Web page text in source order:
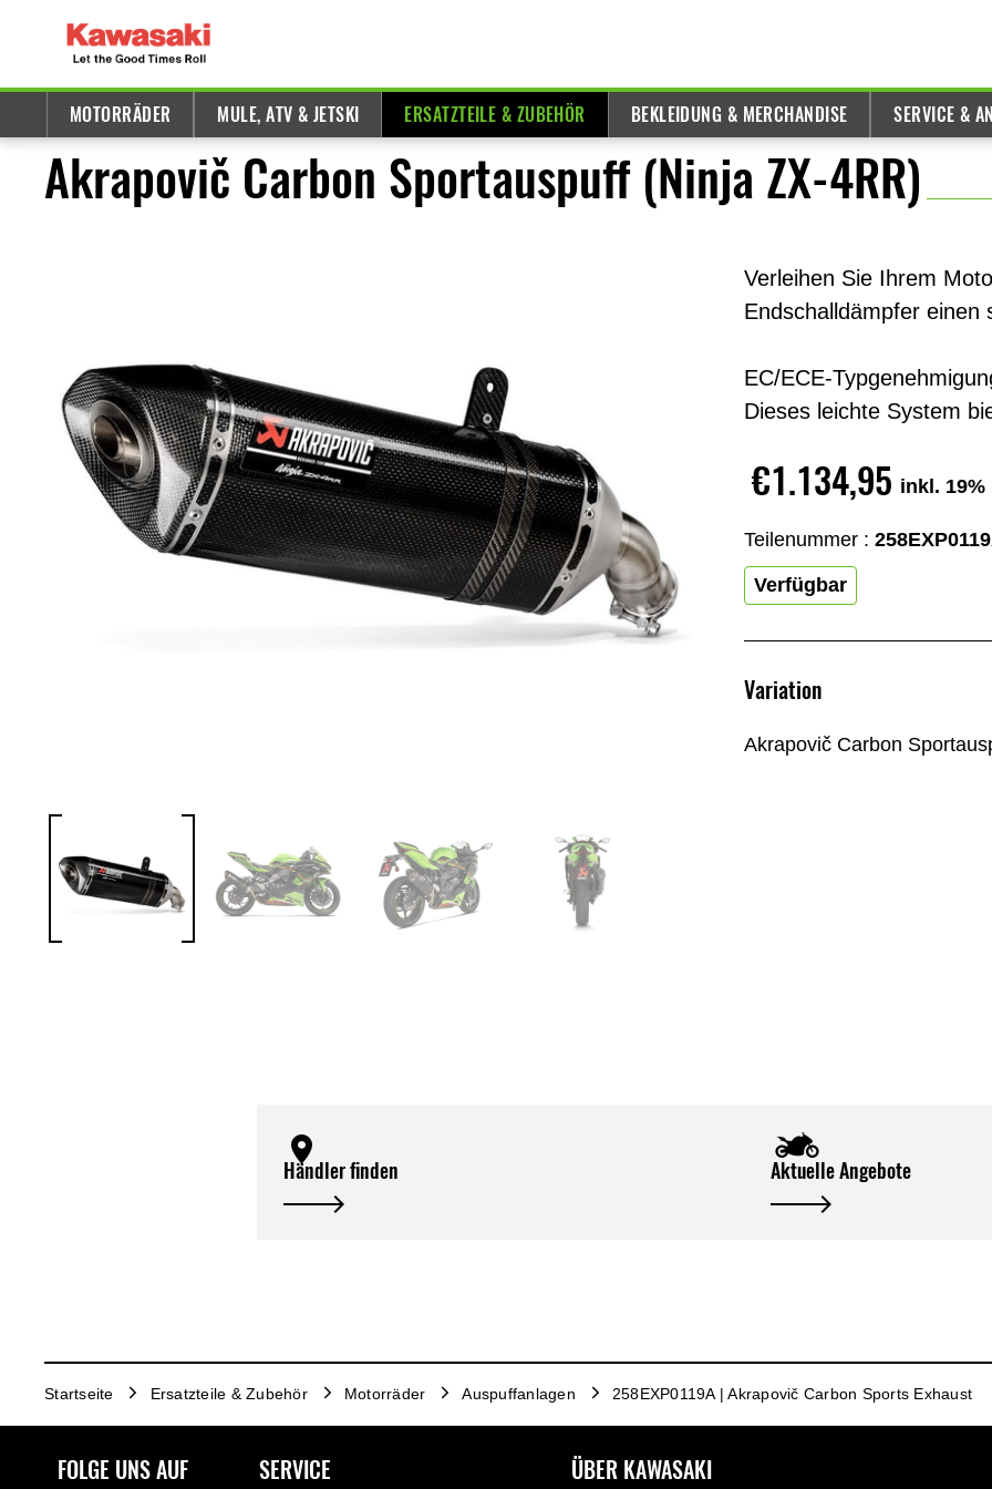
MOTORRÄDER MULE, ATV & JETSKI ERSATZTEILE & ZUBEHÖR BEKLEIDUNG & MERCHANDISE SERVICE &
Akrapovič Carbon Sportauspuff (Ninja ZX-4RR)
Verleihen Sie Ihrem
Endschalldämpfer einen
EC/ECE-
Dieses leichte System
€1.134,95 inkl. 19%
Teilenummer :
Verfügbar
Variation
Akrapovič Carbon
Händler finden Aktuelle Angebote
Startseite Ersatzteile & Zubehör Motorräder Auspuffanlagen 258EXP0119A | Akrapovič Carbon Sports Exhaust
FOLGE UNS AUF SERVICE ÜBER KAWASAKI